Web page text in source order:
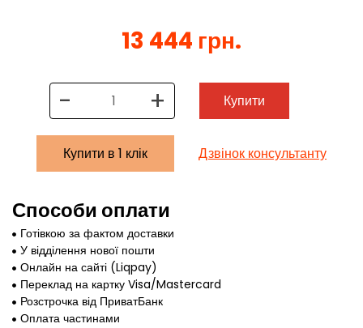
13 444 грн.
- + Купити
Купити в 1 клік Дзвінок консультанту
Способи оплати
Готівкою за фактом доставки
У відділення нової пошти
Онлайн на сайті (Liqpay)
Переклад на картку Visa/Mastercard
Розстрочка від ПриватБанк
Оплата частинами